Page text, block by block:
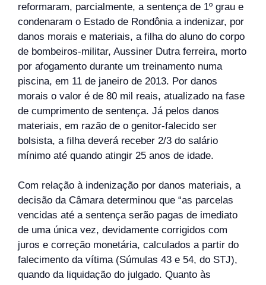
reformaram, parcialmente, a sentença de 1º grau e
condenaram o Estado de Rondônia a indenizar, por
danos morais e materiais, a filha do aluno do corpo
de bombeiros-militar, Aussiner Dutra ferreira, morto
por afogamento durante um treinamento numa
piscina, em 11 de janeiro de 2013. Por danos
morais o valor é de 80 mil reais, atualizado na fase
de cumprimento de sentença. Já pelos danos
materiais, em razão de o genitor-falecido ser
bolsista, a filha deverá receber 2/3 do salário
mínimo até quando atingir 25 anos de idade.
Com relação à indenização por danos materiais, a
decisão da Câmara determinou que “as parcelas
vencidas até a sentença serão pagas de imediato
de uma única vez, devidamente corrigidos com
juros e correção monetária, calculados a partir do
falecimento da vítima (Súmulas 43 e 54, do STJ),
quando da liquidação do julgado. Quanto às